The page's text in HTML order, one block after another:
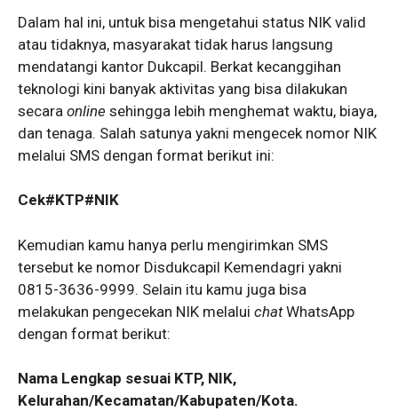
Dalam hal ini, untuk bisa mengetahui status NIK valid
atau tidaknya, masyarakat tidak harus langsung
mendatangi kantor Dukcapil. Berkat kecanggihan
teknologi kini banyak aktivitas yang bisa dilakukan
secara online sehingga lebih menghemat waktu, biaya,
dan tenaga. Salah satunya yakni mengecek nomor NIK
melalui SMS dengan format berikut ini:
Cek#KTP#NIK
Kemudian kamu hanya perlu mengirimkan SMS
tersebut ke nomor Disdukcapil Kemendagri yakni
0815-3636-9999. Selain itu kamu juga bisa
melakukan pengecekan NIK melalui chatWhatsApp
dengan format berikut:
Nama Lengkap sesuai KTP, NIK,
Kelurahan/Kecamatan/Kabupaten/Kota.